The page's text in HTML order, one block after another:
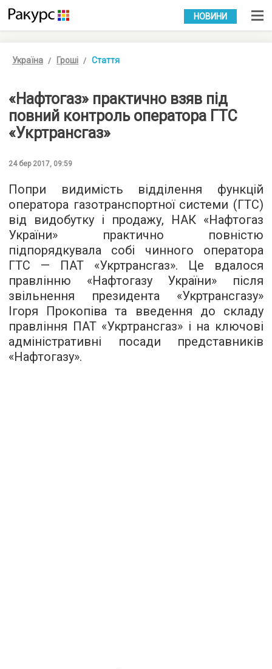
УКР РУС
НОВИНИ
Україна Гроші Стаття
«Нафтогаз» практично взяв під
повний контроль оператора ГТС
«Укртрансгаз»
24 бер 2017, 09:59
Попри видимість відділення функцій
оператора газотранспортної системи (ГТС)
від видобутку і продажу, НАК «Нафтогаз
України» практично повністю
підпорядкувала собі чинного оператора
ГТС — ПАТ «Укртрансгаз». Це вдалося
правлінню «Нафтогазу України» після
звільнення президента «Укртрансгазу»
Ігоря Прокопіва та введення до складу
правління ПАТ «Укртрансгаз» і на ключові
адміністративні посади представників
«Нафтогазу».